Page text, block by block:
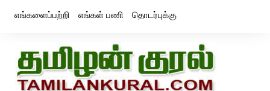
எங்களைப்பற்றி எங்கள் பணி தொடர்புக்கு